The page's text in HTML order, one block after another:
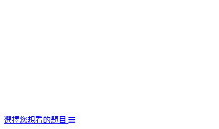
選擇您想看的題目